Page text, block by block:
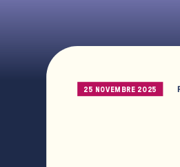
25 NOVEMBRE 2025